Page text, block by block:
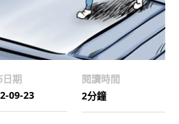
日期
09-23
閱讀時間
2分鐘